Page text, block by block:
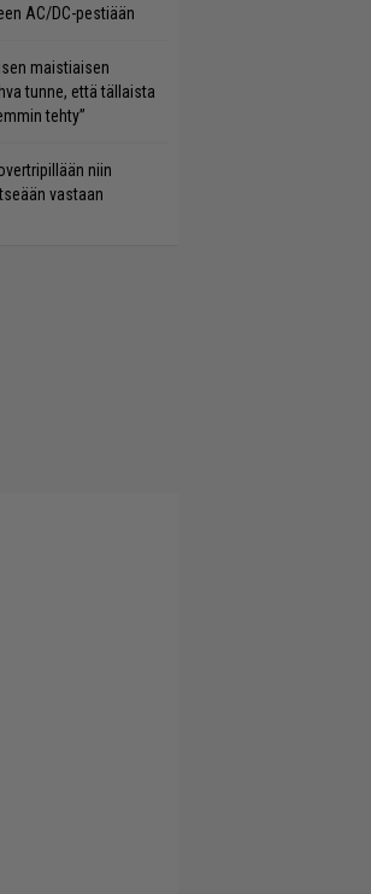
AC/DC-pestiään
maistiaisen
tunne, että tällaista
tehty”
niin
vastaan